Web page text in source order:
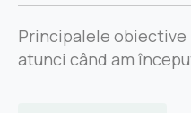
Principalele obiective
atunci când am